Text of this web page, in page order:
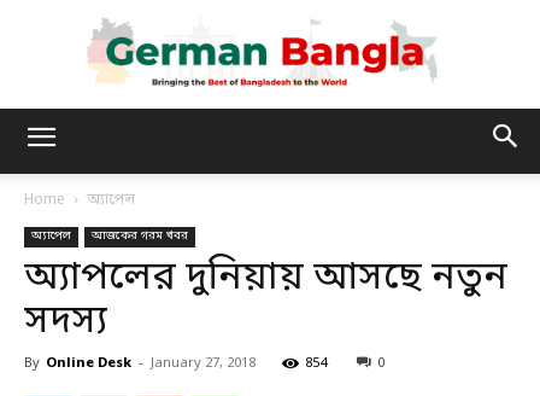
Bangla
Home অ্যাপেল
অ্যাপেল আজকের গরম খবর
অ্যাপলের দুনিয়ায় আসছে নতুন
সদস্য
By Online Desk - January 27, 2018 854 0